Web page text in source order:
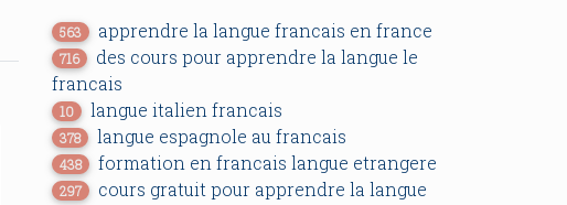
563 apprendre la langue francais en france
716
des cours pour apprendre la langue le
francais
10 langue italien francais
378 langue espagnole au francais
438 formation en francais langue etrangere
297
cours gratuit pour apprendre la langue